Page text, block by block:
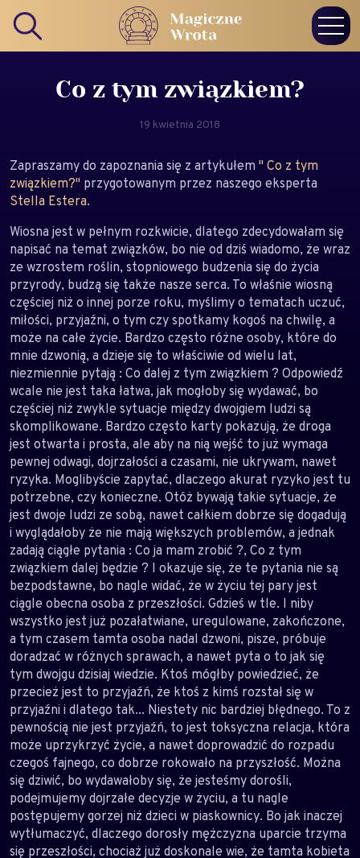
Co z tym związkiem?
19 kwietnia 2018
Zapraszamy do zapoznania się z artykułem " Co z tym
związkiem?" przygotowanym przez naszego eksperta
Stella Estera.
Wiosna jest w pełnym rozkwicie, dlatego zdecydowałam się
napisać na temat związków, bo nie od dziś wiadomo, że wraz
ze wzrostem roślin, stopniowego budzenia się do życia
przyrody, budzą się także nasze serca. To właśnie wiosną
częściej niż o innej porze roku, myślimy o tematach uczuć,
miłości, przyjaźni, o tym czy spotkamy kogoś na chwilę, a
może na całe życie. Bardzo często różne osoby, które do
mnie dzwonią, a dzieje się to właściwie od wielu lat,
niezmiennie pytają : Co dalej z tym związkiem ? Odpowiedź
wcale nie jest taka łatwa, jak mogłoby się wydawać, bo
częściej niż zwykle sytuacje między dwojgiem ludzi są
skomplikowane. Bardzo często karty pokazują, że droga
jest otwarta i prosta, ale aby na nią wejść to już wymaga
pewnej odwagi, dojrzałości a czasami, nie ukrywam, nawet
ryzyka. Moglibyście zapytać, dlaczego akurat ryzyko jest tu
potrzebne, czy konieczne. Otóż bywają takie sytuacje, że
jest dwoje ludzi ze sobą, nawet całkiem dobrze się dogadują
i wyglądałoby że nie mają większych problemów, a jednak
zadają ciągłe pytania : Co ja mam zrobić ?, Co z tym
związkiem dalej będzie ? I okazuje się, że te pytania nie są
bezpodstawne, bo nagle widać, że w życiu tej pary jest
ciągle obecna osoba z przeszłości. Gdzieś w tle. I niby
wszystko jest już pozałatwiane, uregulowane, zakończone,
a tym czasem tamta osoba nadal dzwoni, pisze, próbuje
doradzać w różnych sprawach, a nawet pyta o to jak się
tym dwojgu dzisiaj wiedzie. Ktoś mógłby powiedzieć, że
przecież jest to przyjaźń, że ktoś z kimś rozstał się w
przyjaźni i dlatego tak... Niestety nic bardziej błędnego. To z
pewnością nie jest przyjaźń, to jest toksyczna relacja, która
może uprzykrzyć życie, a nawet doprowadzić do rozpadu
czegoś fajnego, co dobrze rokowało na przyszłość. Można
się dziwić, bo wydawałoby się, że jesteśmy dorośli,
podejmujemy dojrzałe decyzje w życiu, a tu nagle
postępujemy gorzej niż dzieci w piaskownicy. Bo jak inaczej
wytłumaczyć, dlaczego dorosły mężczyzna uparcie trzyma
się przeszłości, chociaż już doskonale wie, że tamta kobieta